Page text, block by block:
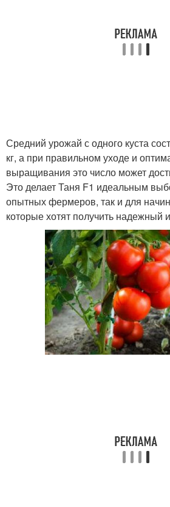
Средний урожай с одного куста
кг, а при правильном уходе и
выращивания это число может
Это делает Таня F1 идеальным
опытных фермеров, так и для
которые хотят получить надежный